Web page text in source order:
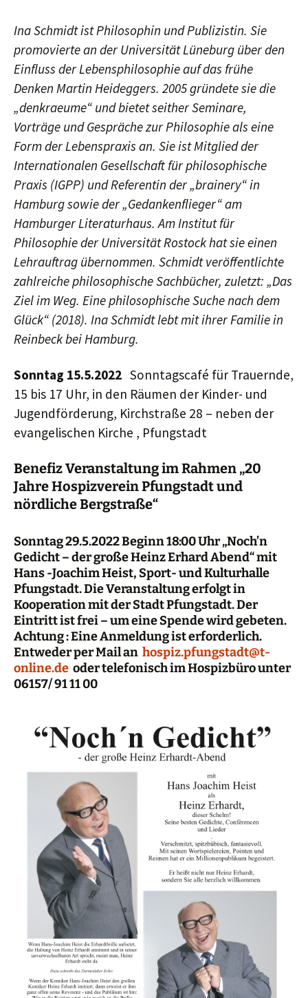
Ina Schmidt ist Philosophin und Publizistin. Sie
promovierte an der Universität Lüneburg über den
Einfluss der Lebensphilosophie auf das frühe
Denken Martin Heideggers. 2005 gründete sie die
„denkraeume“ und bietet seither Seminare,
Vorträge und Gespräche zur Philosophie als eine
Form der Lebenspraxis an. Sie ist Mitglied der
Internationalen Gesellschaft für philosophische
Praxis (IGPP) und Referentin der „brainery“ in
Hamburg sowie der „Gedankenflieger“ am
Hamburger Literaturhaus. Am Institut für
Philosophie der Universität Rostock hat sie einen
Lehrauftrag übernommen. Schmidt veröffentlichte
zahlreiche philosophische Sachbücher, zuletzt: „Das
Ziel im Weg. Eine philosophische Suche nach dem
Glück“ (2018). Ina Schmidt lebt mit ihrer Familie in
Reinbeck bei Hamburg.
Sonntag 15.5.2022 Sonntagscafé für Trauernde,
15 bis 17 Uhr, in den Räumen der Kinder- und
Jugendförderung, Kirchstraße 28 – neben der
evangelischen Kirche , Pfungstadt
BenefizVeranstaltung im Rahmen „20
Jahre Hospizverein Pfungstadt und
nördliche Bergstraße“
Sonntag 29.5.2022 Beginn 18:00 Uhr „Noch’n
Gedicht – der große Heinz Erhard Abend“ mit
Hans -Joachim Heist, Sport- und Kulturhalle
Pfungstadt. Die Veranstaltung erfolgt in
Kooperation mit der Stadt Pfungstadt. Der
Eintritt ist frei – um eine Spende wird gebeten.
Achtung : Eine Anmeldung ist erforderlich.
Entweder per Mail an hospiz.pfungstadt@t-
online.de oder telefonisch im Hospizbüro unter
06157/ 91 11 00